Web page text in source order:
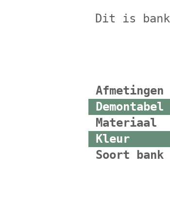
Dit is bank
Afmetingen
Demontabel
Materiaal
Kleur
Soort bank